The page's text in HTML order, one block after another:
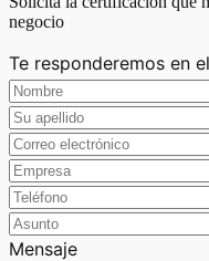
negocio
Te responderemos en
Mensaje